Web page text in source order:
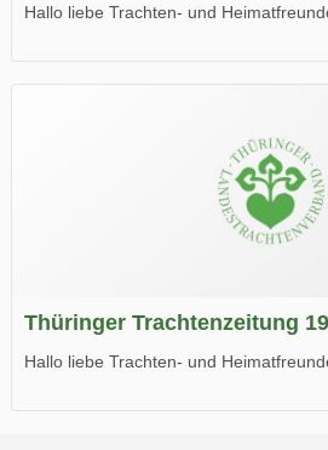
Hallo liebe Trachten- und
Wir wünschen Euch viel Spaß beim
Thüringer Trachtenzeitung
Hallo liebe Trachten- und